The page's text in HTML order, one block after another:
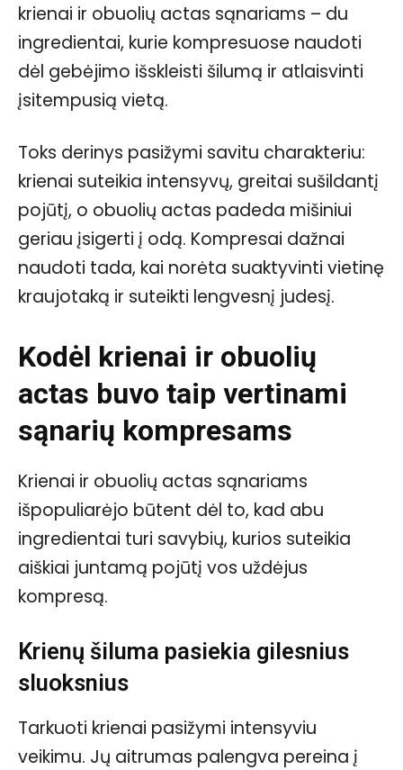
krienai ir obuolių actas sąnariams – du
ingredientai, kurie kompresuose naudoti
dėl gebėjimo išskleisti šilumą ir atlaisvinti
įsitempusią vietą.
Toks derinys pasižymi savitu charakteriu:
krienai suteikia intensyvų, greitai sušildantį
pojūtį, o obuolių actas padeda mišiniui
geriau įsigerti į odą. Kompresai dažnai
naudoti tada, kai norėta suaktyvinti vietinę
kraujotaką ir suteikti lengvesnį judesį.
Kodėl krienai ir obuolių
actas buvo taip vertinami
sąnarių kompresams
Krienai ir obuolių actas sąnariams
išpopuliarėjo būtent dėl to, kad abu
ingredientai turi savybių, kurios suteikia
aiškiai juntamą pojūtį vos uždėjus
kompresą.
Krienų šiluma pasiekia gilesnius
sluoksnius
Tarkuoti krienai pasižymi intensyviu
veikimu. Jų aitrumas palengva pereina į